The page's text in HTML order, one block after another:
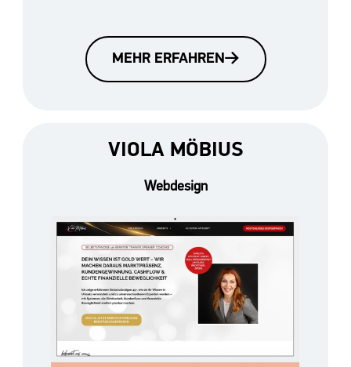
MEHR ERFAHREN
VIOLA MÖBIUS
Webdesign